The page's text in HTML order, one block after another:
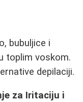
bubuljice i
toplim voskom.
depilaciji.
za Iritaciju i